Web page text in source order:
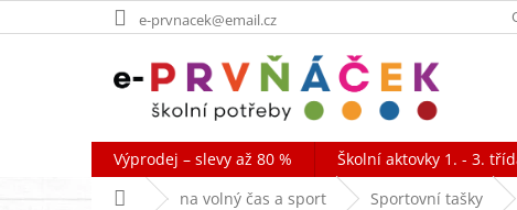
na
e-prvnacek@email.cz
Výprodej – slevy až 80 % Školní aktovky 1. - 3.
Domů na volný čas a sport Sportovní tašky